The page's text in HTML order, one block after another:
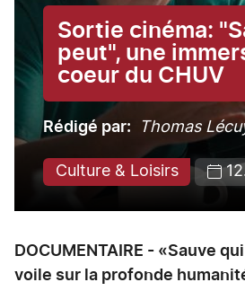
Sortie cinéma:
peut", une
coeur du CHUV
Rédigé par Thomas
Culture & Loisirs
DOCUMENTAIRE - «Sauve
voile sur la profonde